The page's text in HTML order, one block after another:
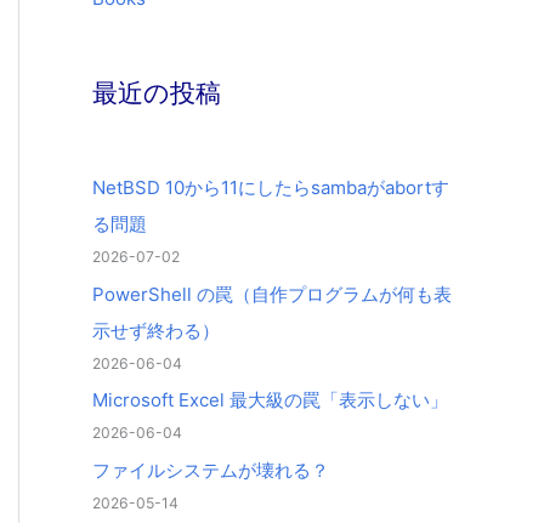
最近の投稿
NetBSD 10から11にしたらsambaがabortす
る問題
2026-07-02
PowerShell の罠（自作プログラムが何も表
示せず終わる）
2026-06-04
Microsoft Excel 最大級の罠「表示しない」
2026-06-04
ファイルシステムが壊れる？
2026-05-14